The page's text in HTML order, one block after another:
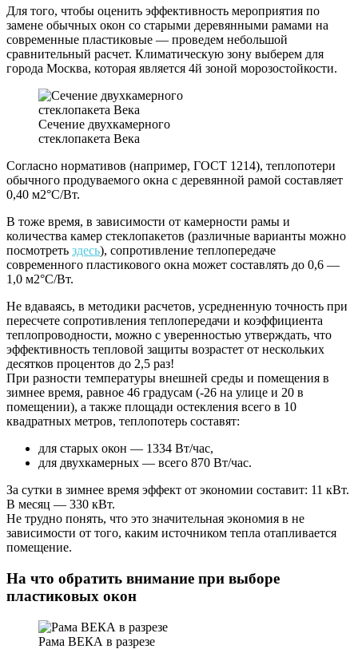
Для того, чтобы оценить эффективность мероприятия по
замене обычных окон со старыми деревянными рамами на
современные пластиковые — проведем небольшой
сравнительный расчет. Климатическую зону выберем для
города Москва, которая является 4й зоной морозостойкости.
Сечение двухкамерного
стеклопакета Века
Согласно нормативов (например, ГОСТ 1214), теплопотери
обычного продуваемого окна с деревянной рамой составляет
0,40 м2°C/Вт.
В тоже время, в зависимости от камерности рамы и
количества камер стеклопакетов (различные варианты можно
посмотреть здесь), сопротивление теплопередаче
современного пластикового окна может составлять до 0,6 —
1,0 м2°C/Вт.
Не вдаваясь, в методики расчетов, усредненную точность при
пересчете сопротивления теплопередачи и коэффициента
теплопроводности, можно с уверенностью утверждать, что
эффективность тепловой защиты возрастет от нескольких
десятков процентов до 2,5 раз!
При разности температуры внешней среды и помещения в
зимнее время, равное 46 градусам (-26 на улице и 20 в
помещении), а также площади остекления всего в 10
квадратных метров, теплопотерь составят:
для старых окон — 1334 Вт/час,
для двухкамерных — всего 870 Вт/час.
За сутки в зимнее время эффект от экономии составит: 11 кВт.
В месяц — 330 кВт.
Не трудно понять, что это значительная экономия в не
зависимости от того, каким источником тепла отапливается
помещение.
На что обратить внимание при выборе
пластиковых окон
Рама ВЕКА в разрезе